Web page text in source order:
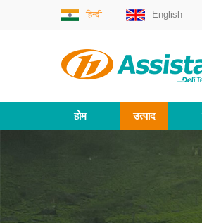
हिन्दी English
होम उत्पाद